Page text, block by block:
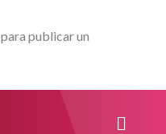
para publicar un